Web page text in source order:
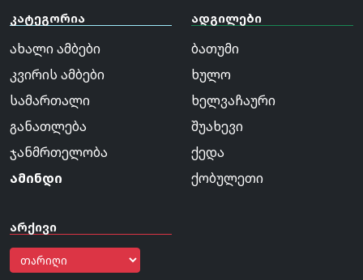
კატეგორია
ახალი ამბები
კვირის ამბები
სამართალი
განათლება
ჯანმრთელობა
ამინდი
არქივი
ადგილები
ბათუმი
ხულო
ხელვაჩაური
შუახევი
ქედა
ქობულეთი